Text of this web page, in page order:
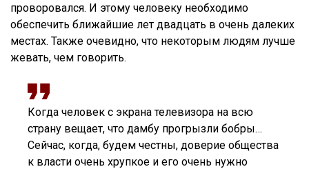
проворовался. И этому человеку необходимо
обеспечить ближайшие лет двадцать в очень далеких
местах. Также очевидно, что некоторым людям лучше
жевать, чем говорить.
Когда человек с экрана телевизора на всю
страну вещает, что дамбу прогрызли бобры…
Сейчас, когда, будем честны, доверие общества
к власти очень хрупкое и его очень нужно